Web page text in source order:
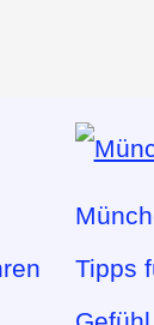
Tipps